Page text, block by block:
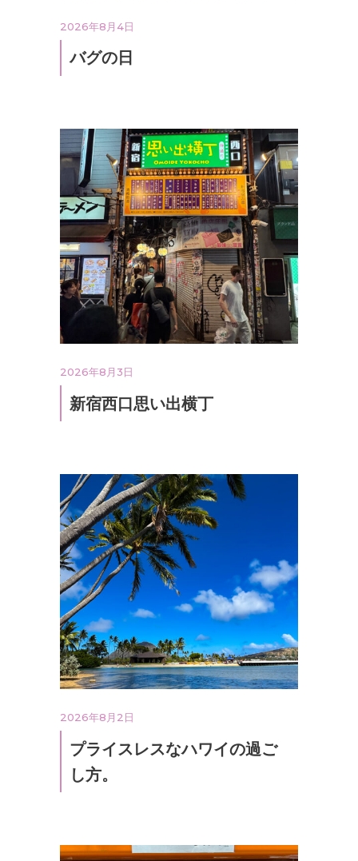
2026年8月4日
バグの日
2026年8月3日
新宿西口思い出横丁
2026年8月2日
プライスレスなハワイの過ご
し方。